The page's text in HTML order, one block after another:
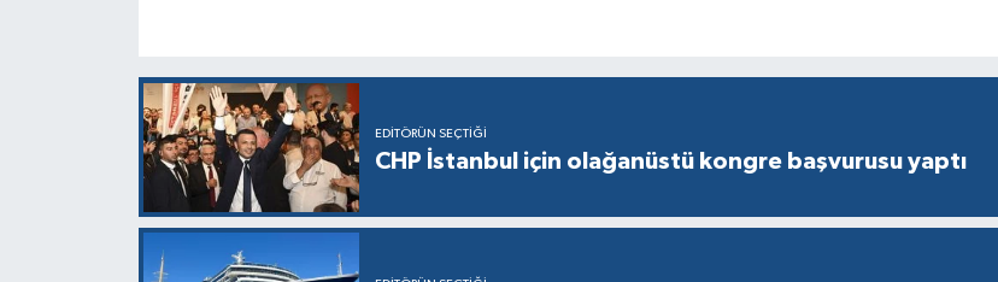
EDITÖRÜN SEÇTIĞI
CHP İstanbul için olağanüstü kongre başvurusu yaptı